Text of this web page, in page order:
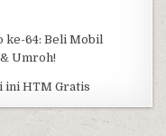
ke-64: Beli Mobil
Umroh!
ini HTM Gratis